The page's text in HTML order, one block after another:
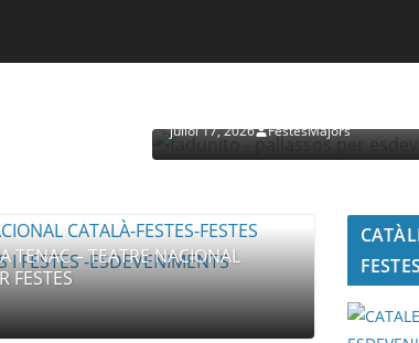
juliol 17, 2026 FestesMajors
TENAC – TEATRE NACIONAL
FESTES
FESTES